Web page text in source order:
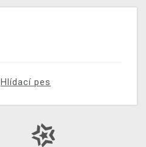
Hlídací pes